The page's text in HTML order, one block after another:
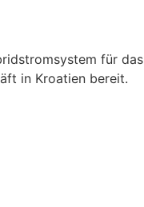
für das
in Kroatien bereit.